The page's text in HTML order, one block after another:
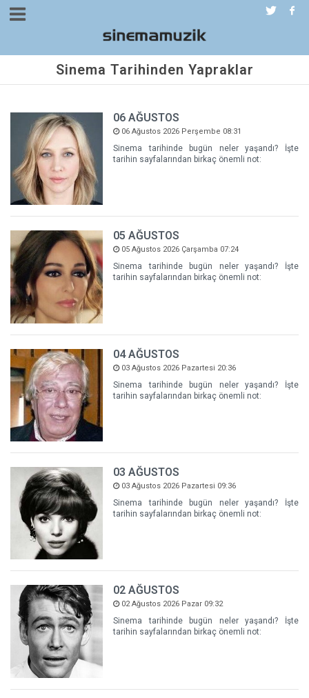
Sinema Tarihinden Yapraklar
06 AĞUSTOS
06 Ağustos 2026 Perşembe 08:31
Sinema tarihinde bugün neler yaşandı? İşte
tarihin sayfalarından birkaç önemli not:
05 AĞUSTOS
05 Ağustos 2026 Çarşamba 07:24
Sinema tarihinde bugün neler yaşandı? İşte
tarihin sayfalarından birkaç önemli not:
04 AĞUSTOS
03 Ağustos 2026 Pazartesi 20:36
Sinema tarihinde bugün neler yaşandı? İşte
tarihin sayfalarından birkaç önemli not:
03 AĞUSTOS
03 Ağustos 2026 Pazartesi 09:36
Sinema tarihinde bugün neler yaşandı? İşte
tarihin sayfalarından birkaç önemli not:
02 AĞUSTOS
02 Ağustos 2026 Pazar 09:32
Sinema tarihinde bugün neler yaşandı? İşte
tarihin sayfalarından birkaç önemli not: